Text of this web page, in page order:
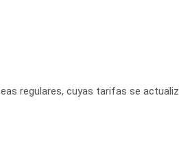
regulares, cuyas tarifas se